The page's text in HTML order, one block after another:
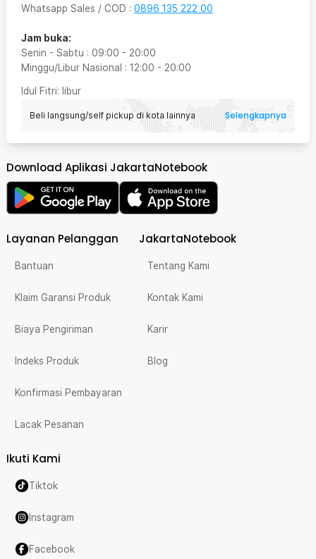
Whatsapp Sales / COD : 0896 135 222 00
Jam buka:
Senin - Sabtu : 09:00 - 20:00
Minggu/Libur Nasional : 12:00 - 20:00
Idul Fitri: libur
Beli langsung/self pickup di kota lainnya Selengkapnya
Download Aplikasi JakartaNotebook
Layanan Pelanggan
Bantuan
Klaim Garansi Produk
Biaya Pengiriman
Indeks Produk
Konfirmasi Pembayaran
Lacak Pesanan
JakartaNotebook
Tentang Kami
Kontak Kami
Karir
Blog
Ikuti Kami
Tiktok
Instagram
Facebook